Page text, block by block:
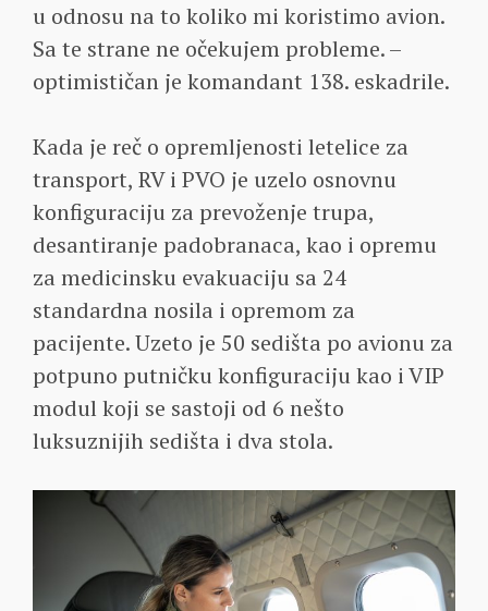
u odnosu na to koliko mi koristimo avion.
Sa te strane ne očekujem probleme. –
optimističan je komandant 138. eskadrile.
Kada je reč o opremljenosti letelice za
transport, RV i PVO je uzelo osnovnu
konfiguraciju za prevoženje trupa,
desantiranje padobranaca, kao i opremu
za medicinsku evakuaciju sa 24
standardna nosila i opremom za
pacijente. Uzeto je 50 sedišta po avionu za
potpuno putničku konfiguraciju kao i VIP
modul koji se sastoji od 6 nešto
luksuznijih sedišta i dva stola.